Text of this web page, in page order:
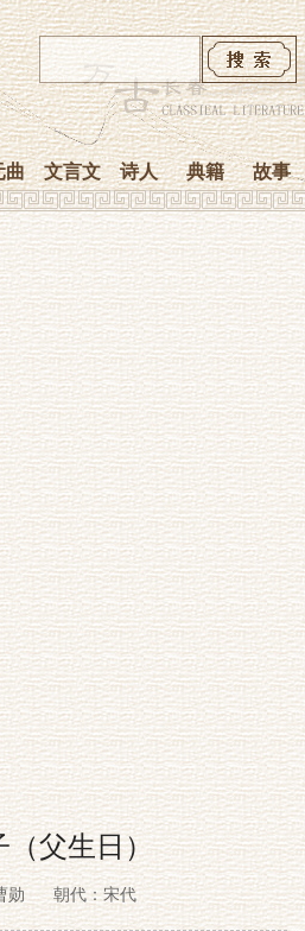
曲 文言文 诗人 典籍 故事
（父生日）
勋 朝代：宋代